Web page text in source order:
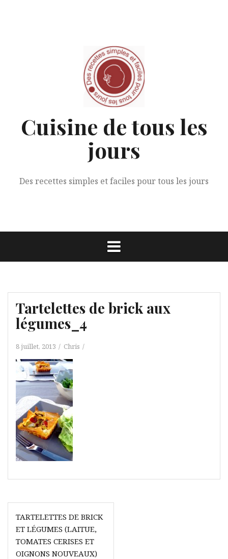
Cuisine de tous les
jours
Des recettes simples et faciles pour tous les jours
Tartelettes de brick aux
légumes_4
8 juillet, 2013 Chris
Navigation
de
l’article
TARTELETTES DE BRICK
ET LÉGUMES (LAITUE,
TOMATES CERISES ET
OIGNONS NOUVEAUX)